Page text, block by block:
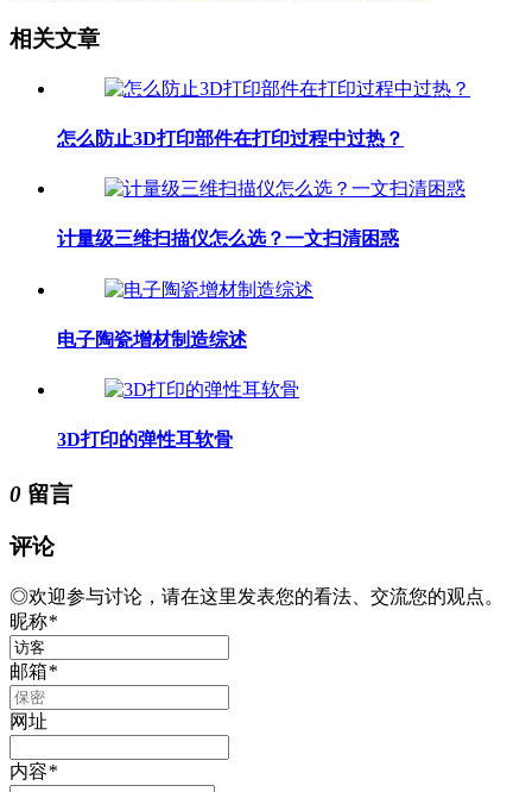
相关文章
怎么防止3D打印部件在打印过程中过热？
计量级三维扫描仪怎么选？一文扫清困惑
电子陶瓷增材制造综述
3D打印的弹性耳软骨
0 留言
评论
◎欢迎参与讨论，请在这里发表您的看法、交流您的观点。
昵称*
邮箱*
网址
内容*